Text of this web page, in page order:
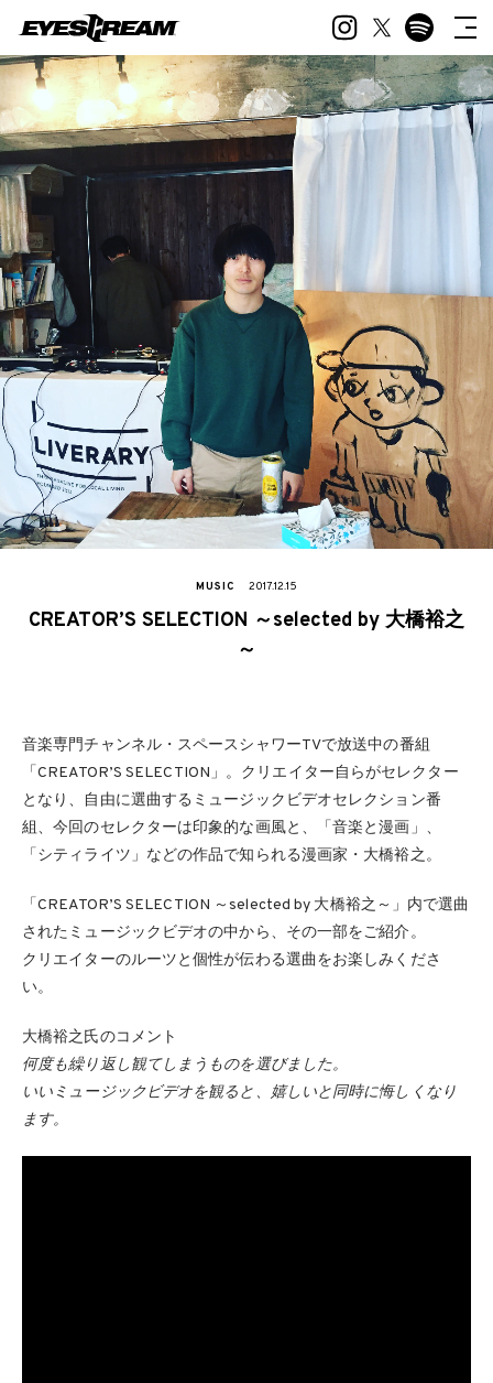
MUSIC 2017.12.15
CREATOR’S SELECTION ～selected by 大橋裕之
～
音楽専門チャンネル・スペースシャワーTVで放送中の番組
「CREATOR’S SELECTION」。クリエイター自らがセレクター
となり、自由に選曲するミュージックビデオセレクション番
組、今回のセレクターは印象的な画風と、「音楽と漫画」、
「シティライツ」などの作品で知られる漫画家・大橋裕之。
「CREATOR’S SELECTION ～selected by 大橋裕之～」内で選曲
されたミュージックビデオの中から、その一部をご紹介。
クリエイターのルーツと個性が伝わる選曲をお楽しみくださ
い。
大橋裕之氏のコメント
何度も繰り返し観てしまうものを選びました。
いいミュージックビデオを観ると、嬉しいと同時に悔しくなり
ます。